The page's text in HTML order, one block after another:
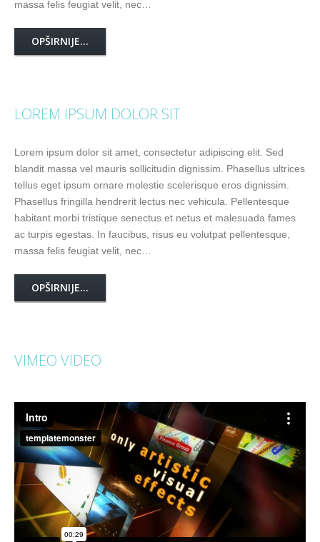
massa felis feugiat velit, nec…
OPŠIRNIJE...
LOREM IPSUM DOLOR SIT
Lorem ipsum dolor sit amet, consectetur adipiscing elit. Sed
blandit massa vel mauris sollicitudin dignissim. Phasellus ultrices
tellus eget ipsum ornare molestie scelerisque eros dignissim.
Phasellus fringilla hendrerit lectus nec vehicula. Pellentesque
habitant morbi tristique senectus et netus et malesuada fames
ac turpis egestas. In faucibus, risus eu volutpat pellentesque,
massa felis feugiat velit, nec…
OPŠIRNIJE...
VIMEO VIDEO